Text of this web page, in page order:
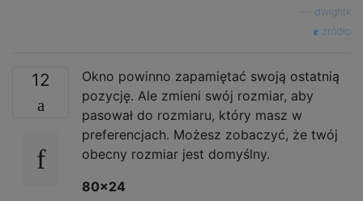
dwightk
źródło
12
Okno powinno zapamiętać swoją ostatnią
pozycję. Ale zmieni swój rozmiar, aby
pasował do rozmiaru, który masz w
preferencjach. Możesz zobaczyć, że twój
obecny rozmiar jest domyślny.
80x24